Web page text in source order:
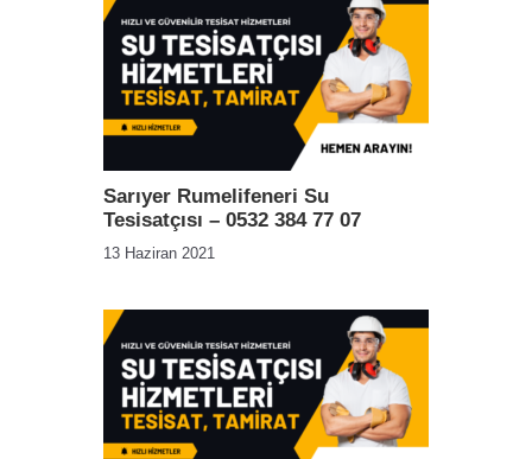
Sarıyer Rumelifeneri Su
Tesisatçısı – 0532 384 77 07
13 Haziran 2021